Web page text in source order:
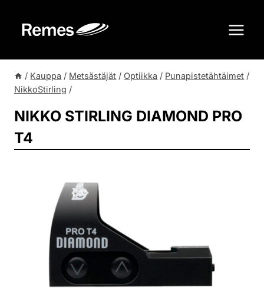
sisältöön
/ Kauppa / Metsästäjät / Optiikka / Punapistetähtäimet /
NikkoStirling /
NIKKO STIRLING DIAMOND PRO
T4